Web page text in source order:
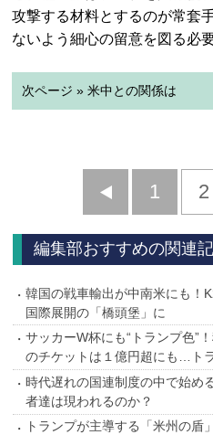
攻撃する材料とするのが常套
ないよう細心の留意を図る必
次ページ » 米中との関係は
前
へ
1 2
編集部おすすめの関連
韓国の戦車輸出が中南米にも！
国際展開の「橋頭堡」に
サッカーW杯にも“トランプ色”
のチケットは１億円超にも…ト
時代遅れの国連制度の中で始
者達は現われるのか？
トランプが主導する「米州の盾